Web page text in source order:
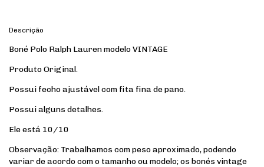
Descrição
Boné Polo Ralph Lauren modelo VINTAGE
Produto Original.
Possui fecho ajustável com fita fina de pano.
Possui alguns detalhes.
Ele está 10/10
Observação: Trabalhamos com peso aproximado, podendo
variar de acordo com o tamanho ou modelo; os bonés vintage